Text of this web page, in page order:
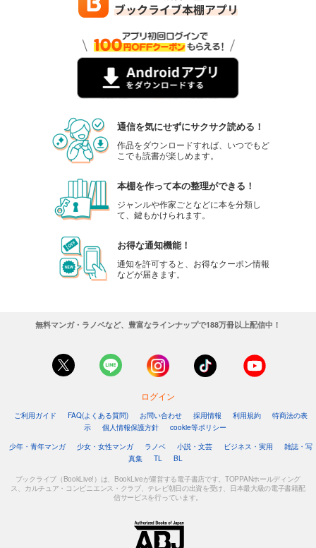
通信を気にせずにサクサク読める！
作品をダウンロードすれば、いつでもど
こでも読書が楽しめます。
本棚を作って本の整理ができる！
ジャンルや作家ごとなどに本を分類し
て、鍵もかけられます。
お得な通知機能！
通知を許可すると、お得なクーポン情報
などが届きます。
無料マンガ・ラノベなど、豊富なラインナップで188万冊以上配信中！
ログイン
ご利用ガイド FAQ(よくある質問) お問い合わせ 採用情報 利用規約
特商法の表
示
個人情報保護方針
cookie等ポリシー
少年・青年マンガ
少女・女性マンガ ラノベ 小説・文芸 ビジネス・実用
雑誌・写
真集
TL BL
ブックライブ（BookLive!）は、BookLiveが運営する電子書店です。TOPPANホールディング
ス、カルチュア・コンビニエンス・クラブ、テレビ朝日の出資を受け、日本最大級の電子書籍配
信サービスを行っています。